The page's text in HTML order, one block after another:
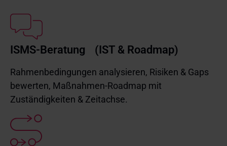
ISMS-Beratung (IST & Roadmap)
Rahmenbedingungen analysieren, Risiken & Gaps
bewerten, Maßnahmen-Roadmap mit
Zuständigkeiten & Zeitachse.